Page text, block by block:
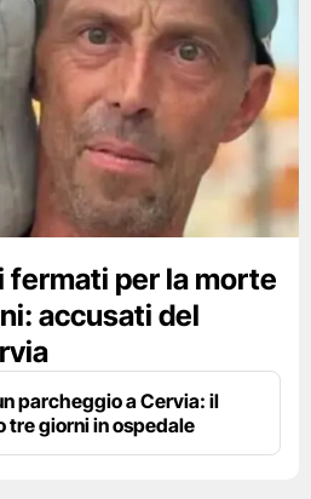
fermati per la morte
accusati del
parcheggio a Cervia: il
tre giorni in ospedale